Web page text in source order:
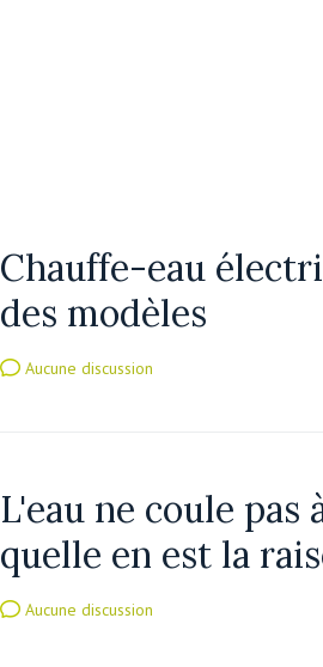
Chauffe-eau
des modèles
Aucune discussion
L'eau ne coule pas
quelle en est la
Aucune discussion